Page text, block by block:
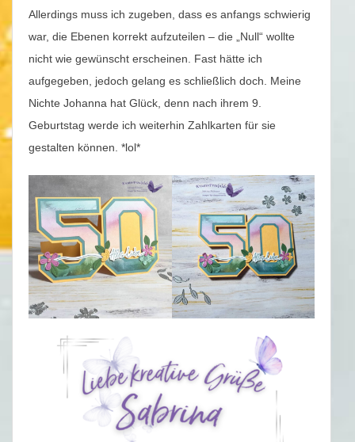
Allerdings muss ich zugeben, dass es anfangs schwierig
war, die Ebenen korrekt aufzuteilen – die „Null“ wollte
nicht wie gewünscht erscheinen. Fast hätte ich
aufgegeben, jedoch gelang es schließlich doch. Meine
Nichte Johanna hat Glück, denn nach ihrem 9.
Geburtstag werde ich weiterhin Zahlkarten für sie
gestalten können. *lol*